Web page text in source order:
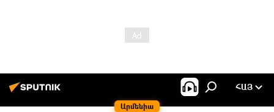
Արմենիա
ՀԱՅ